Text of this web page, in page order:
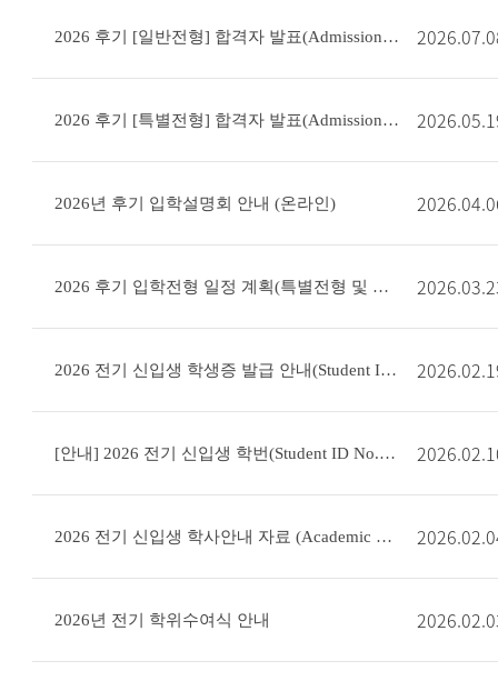
2026 후기 [일반전형] 합격자 발표(Admission Results) 및 등록예치금 납
2026 후기 [특별전형] 합격자 발표(Admission Results) 및 등록예치금 납
2026년 후기 입학설명회 안내 (온라인)
2026 후기 입학전형 일정 계획(특별전형 및 일반전형)
2026 전기 신입생 학생증 발급 안내(Student ID Card)
[안내] 2026 전기 신입생 학번(Student ID No.) 공지 (조회 및 확인)
2026 전기 신입생 학사안내 자료 (Academic Guide for Incoming S
2026년 전기 학위수여식 안내